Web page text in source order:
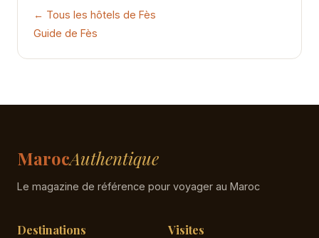
← Tous les hôtels de Fès
Guide de Fès
MarocAuthentique
Le magazine de référence pour voyager au Maroc
Destinations Visites